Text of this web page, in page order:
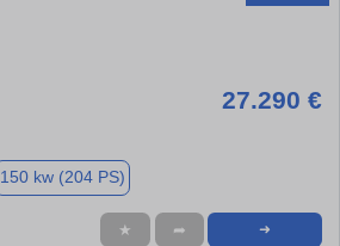
27.290 €
150 kw (204 PS)
★ ➦ ➜